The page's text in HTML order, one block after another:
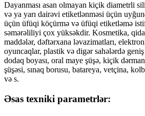
Dayanması asan olmayan kiçik diametrli
və ya yarı dairəvi etiketlənməsi üçün
üçün üfüqi köçürmə və üfüqi etiketləmə
səmərəliliyi çox yüksəkdir. Kosmetika,
maddələr, dəftərxana ləvazimatları,
oyuncaqlar, plastik və digər sahələrdə
dodaq boyası, oral maye şüşə, kiçik
şüşəsi, sınaq borusu, batareya, vetçina,
və s.
Əsas texniki parametrlər: